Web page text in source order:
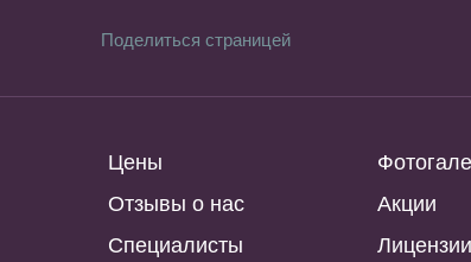
Поделиться страницей
Цены
Отзывы о нас
Специалисты
Акции
Лицензии